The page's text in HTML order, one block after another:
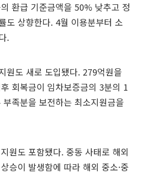
환급 기준금액을 50% 낮추고 정
도 상향한다. 4월 이용분부터 소
.
원도 새로 도입됐다. 279억원을
회복금이 임차보증금의 3분의 1
족분을 보전하는 최소지원금을
원도 포함됐다. 중동 사태로 해외
승이 발생함에 따라 해외 중소·중